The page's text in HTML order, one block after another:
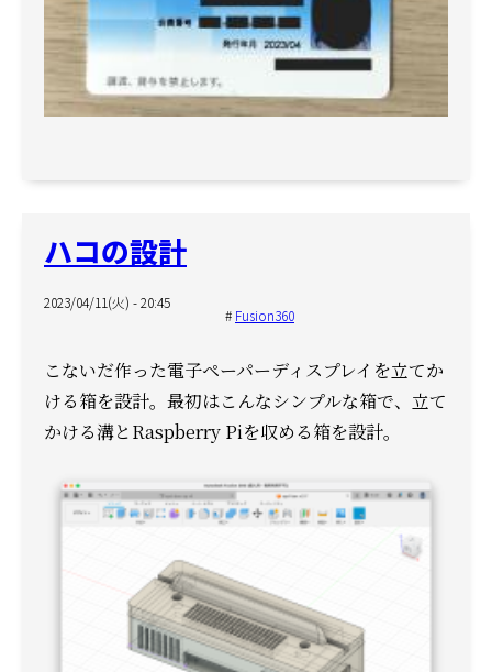
ハコの設計
2023/04/11(火) - 20:45
Fusion360
こないだ作った電子ペーパーディスプレイを立てか
ける箱を設計。 最初はこんなシンプルな箱で、立て
かける溝とRaspberry Piを収める箱を設計。